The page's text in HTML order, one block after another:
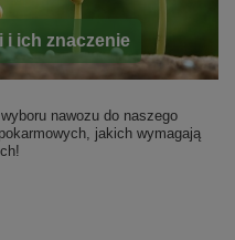
i ich znaczenie
nawozu do naszego
jakich wymagają